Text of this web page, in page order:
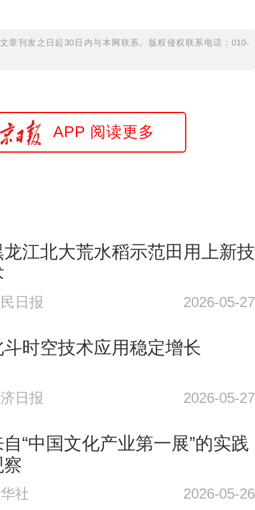
章刊发之日起30日内与本网联系。版权侵权联系电话：010-
APP 阅读更多
龙江北大荒水稻示范田用上新技
日报 2026-05-27
斗时空技术应用稳定增长
日报 2026-05-27
自“中国文化产业第一展”的实践
察
社 2026-05-26